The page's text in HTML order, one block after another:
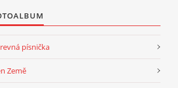
písnička
Země